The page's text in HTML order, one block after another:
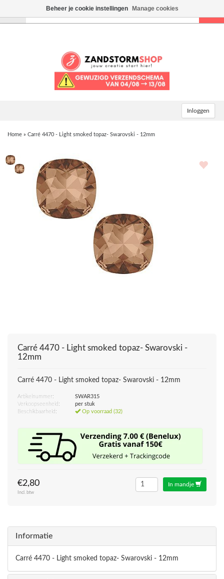
Inloggen
Home » Carré 4470 - Light smoked topaz- Swarovski - 12mm
Carré 4470 - Light smoked topaz- Swarovski -
12mm
Carré 4470 - Light smoked topaz- Swarovski - 12mm
Artikelnummer:
SWAR315
Verkoopseenheid:
per stuk
Beschikbaarheid:
Op voorraad (32)
€2,80
Incl. btw
In mandje
Informatie
Carré 4470 - Light smoked topaz- Swarovski - 12mm
Beheer je cookie instellingen Manage cookies